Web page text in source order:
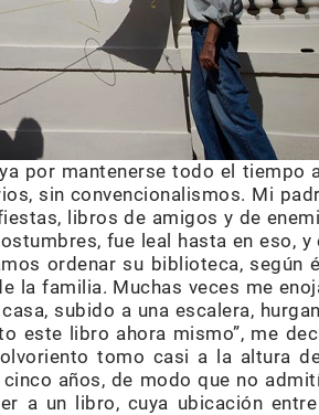
por mantenerse todo el tiempo
sin convencionalismos. Mi
libros de amigos y de
fue leal hasta en eso, y
ordenar su biblioteca, según
la familia. Muchas veces me
subido a una escalera,
este libro ahora mismo”, me
tomo casi a la altura
años, de modo que no
a un libro, cuya ubicación